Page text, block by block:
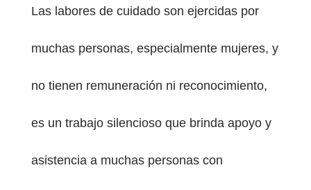
Las labores de cuidado son ejercidas por
muchas personas, especialmente mujeres, y
no tienen remuneración ni reconocimiento,
es un trabajo silencioso que brinda apoyo y
asistencia a muchas personas con